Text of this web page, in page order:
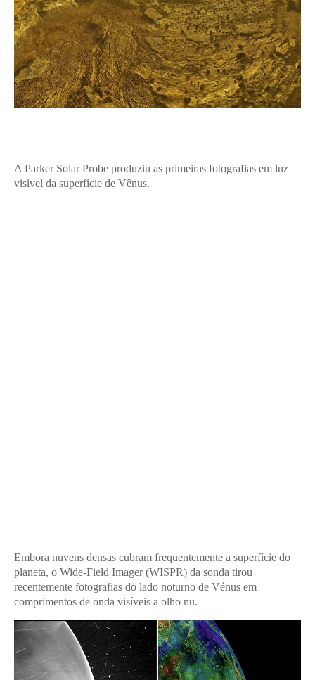
A Parker Solar Probe produziu as primeiras fotografias em luz
visível da superfície de Vênus.
Embora nuvens densas cubram frequentemente a superfície do
planeta, o Wide-Field Imager (WISPR) da sonda tirou
recentemente fotografias do lado noturno de Vénus em
comprimentos de onda visíveis a olho nu.